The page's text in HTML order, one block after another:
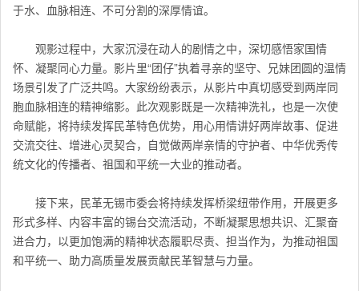
于水、血脉相连、不可分割的深厚情谊。
观影过程中，大家沉浸在动人的剧情之中，深切感悟家国情
怀、凝聚同心力量。影片里“团仔”执着寻亲的坚守、兄妹团圆的温情
场景引发了广泛共鸣。大家纷纷表示，从影片中真切感受到两岸同
胞血脉相连的精神缩影。此次观影既是一次精神洗礼，也是一次使
命赋能，将持续发挥民革特色优势，用心用情讲好两岸故事、促进
交流交往、增进心灵契合，自觉做两岸亲情的守护者、中华优秀传
统文化的传播者、祖国和平统一大业的推动者。
接下来，民革无锡市委会将持续发挥桥梁纽带作用，开展更多
形式多样、内容丰富的锡台交流活动，不断凝聚思想共识、汇聚奋
进合力，以更加饱满的精神状态履职尽责、担当作为，为推动祖国
和平统一、助力高质量发展贡献民革智慧与力量。